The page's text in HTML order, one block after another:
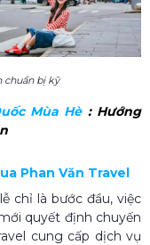
chuẩn bị kỹ
Mùa Hè​: Hướng
Phan Văn Travel
chỉ là bước đầu, việc
quyết định chuyến
cung cấp dịch vụ